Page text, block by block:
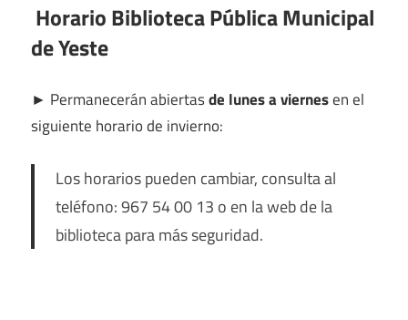
Horario Biblioteca Pública Municipal
de Yeste
► Permanecerán abiertasde lunes a viernesen el
siguiente horario de invierno:
Los horarios pueden cambiar, consulta al
teléfono: 967 54 00 13 o en la web de la
biblioteca para más seguridad.